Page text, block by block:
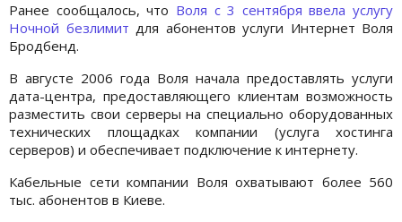
Ранее сообщалось, что Воля с 3 сентября ввела услугу
Ночной безлимит для абонентов услуги Интернет Воля
Бродбенд.
В августе 2006 года Воля начала предоставлять услуги
дата-центра, предоставляющего клиентам возможность
разместить свои серверы на специально оборудованных
технических площадках компании (услуга хостинга
серверов) и обеспечивает подключение к интернету.
Кабельные сети компании Воля охватывают более 560
тыс. абонентов в Киеве.